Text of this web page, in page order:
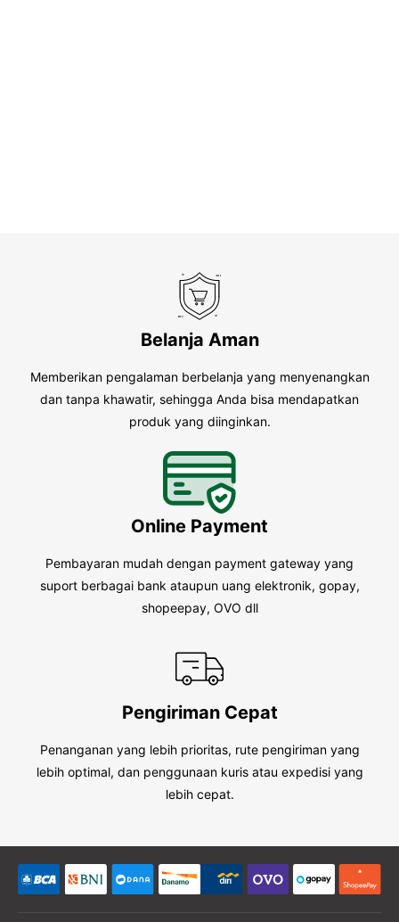
Belanja Aman
Memberikan pengalaman berbelanja yang menyenangkan
dan tanpa khawatir, sehingga Anda bisa mendapatkan
produk yang diinginkan.
Online Payment
Pembayaran mudah dengan payment gateway yang
suport berbagai bank ataupun uang elektronik, gopay,
shopeepay, OVO dll
Pengiriman Cepat
Penanganan yang lebih prioritas, rute pengiriman yang
lebih optimal, dan penggunaan kuris atau expedisi yang
lebih cepat.